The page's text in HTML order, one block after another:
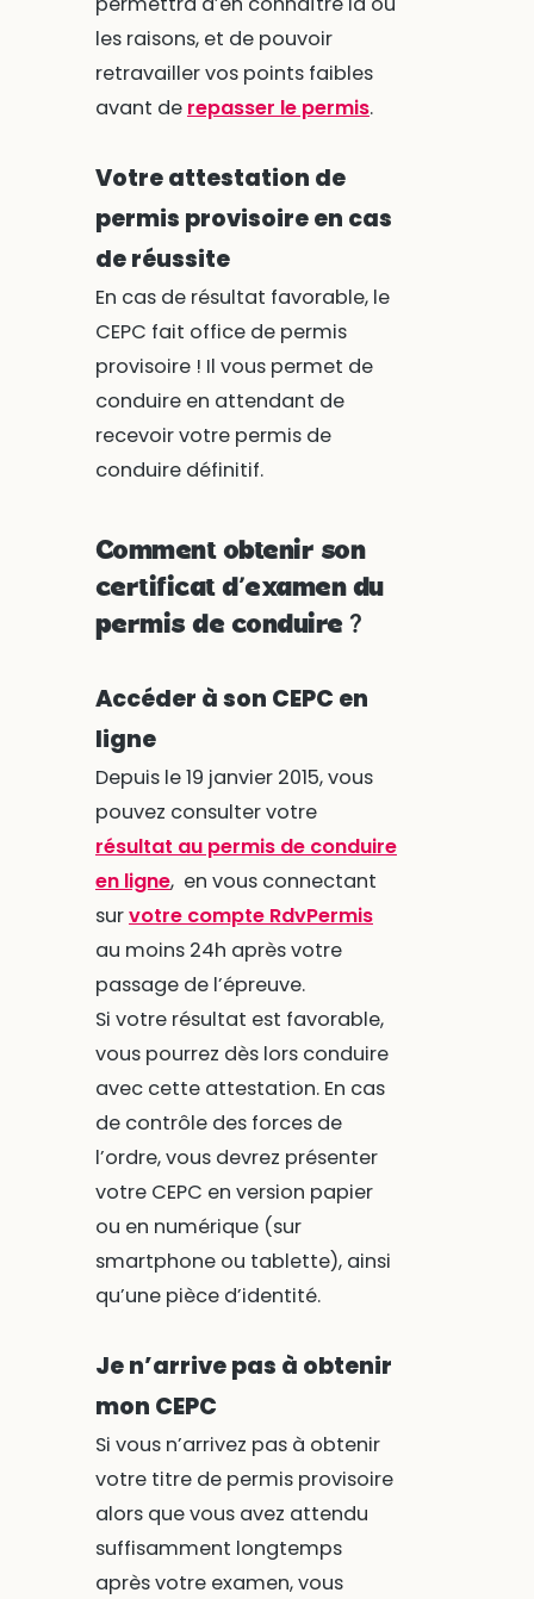
les raisons, et de pouvoir
retravailler vos points faibles
avant de repasser le permis.
Votre attestation de
permis provisoire en cas
de réussite
En cas de résultat favorable, le
CEPC fait office de permis
provisoire ! Il vous permet de
conduire en attendant de
recevoir votre permis de
conduire définitif.
Comment obtenir son
certificat d’examen du
permis de conduire ?
Accéder à son CEPC en
ligne
Depuis le 19 janvier 2015, vous
pouvez consulter votre
résultat au permis de conduire
en ligne, en vous connectant
survotre compte RdvPermis
au moins 24h après votre
passage de l’épreuve.
Si votre résultat est favorable,
vous pourrez dès lors conduire
avec cette attestation. En cas
de contrôle des forces de
l’ordre, vous devrez présenter
votre CEPC en version papier
ou en numérique (sur
smartphone ou tablette), ainsi
qu’une pièce d’identité.
Je n’arrive pas à obtenir
mon CEPC
Si vous n’arrivez pas à obtenir
votre titre de permis provisoire
alors que vous avez attendu
suffisamment longtemps
après votre examen, vous